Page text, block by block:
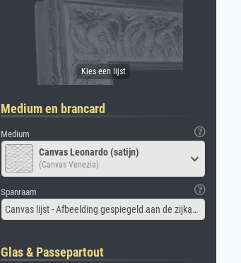
Medium en brancard
Medium
Canvas Leonardo (satijn)
(Canvas Venezia)
Spanraam
Canvas lijst - Afbeelding gespiegeld aan de zijkant
Glas & Passepartout